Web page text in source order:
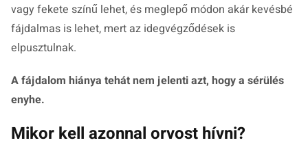
vagy fekete színű lehet, és meglepő módon akár kevésbé
fájdalmas is lehet, mert az idegvégződések is
elpusztulnak.
A fájdalom hiánya tehát nem jelenti azt, hogy a sérülés
enyhe.
Mikor kell azonnal orvost hívni?